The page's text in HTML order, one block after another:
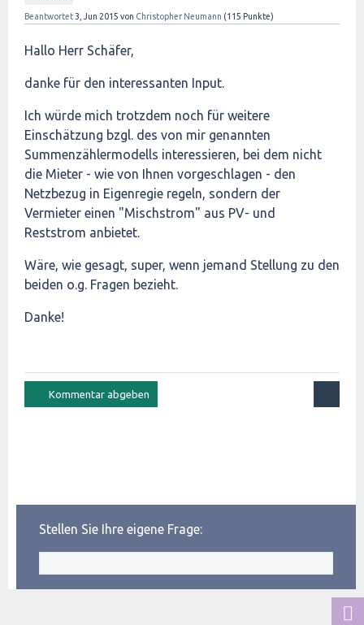
Beantwortet 3, Jun 2015 von Christopher Neumann (115 Punkte)
Hallo Herr Schäfer,
danke für den interessanten Input.
Ich würde mich trotzdem noch für weitere
Einschätzung bzgl. des von mir genannten
Summenzählermodells interessieren, bei dem nicht
die Mieter - wie von Ihnen vorgeschlagen - den
Netzbezug in Eigenregie regeln, sondern der
Vermieter einen "Mischstrom" aus PV- und
Reststrom anbietet.
Wäre, wie gesagt, super, wenn jemand Stellung zu den
beiden o.g. Fragen bezieht.
Danke!
Stellen Sie Ihre eigene Frage: